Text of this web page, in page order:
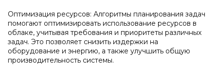
Оптимизация ресурсов: Алгоритмы планирования задач
помогают оптимизировать использование ресурсов в
облаке, учитывая требования и приоритеты различных
задач. Это позволяет снизить издержки на
оборудование и энергию, а также улучшить общую
производительность системы.